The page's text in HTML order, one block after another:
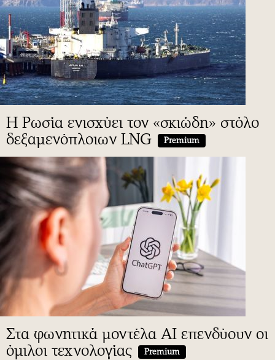
H Ρωσία ενισχύει τον «σκιώδη» στόλο
δεξαμενόπλοιων LNG
Premium
Στα φωνητικά μοντέλα AI επενδύουν οι
όμιλοι τεχνολογίας
Premium